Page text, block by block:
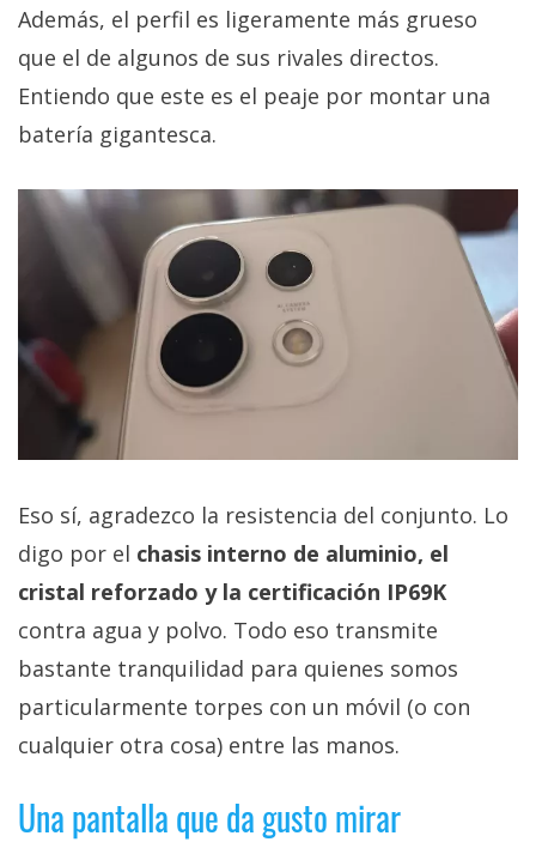
Además, el perfil es ligeramente más grueso
que el de algunos de sus rivales directos.
Entiendo que este es el peaje por montar una
batería gigantesca.
Eso sí, agradezco la resistencia del conjunto. Lo
digo por el chasis interno de aluminio, el
cristal reforzado y la certificación IP69K
contra agua y polvo. Todo eso transmite
bastante tranquilidad para quienes somos
particularmente torpes con un móvil (o con
cualquier otra cosa) entre las manos.
Una pantalla que da gusto mirar